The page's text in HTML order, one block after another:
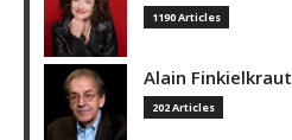
1190 Articles
Alain Finkielkraut
202 Articles